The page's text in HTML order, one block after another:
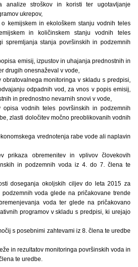
analize stroškov in koristi ter ugotavljanje
ukrepov,
kemijskem in ekološkem stanju vodnih teles
in količinskem stanju vodnih teles
spremljanja stanja površinskih in podzemnih
emisij, izpustov in uhajanja prednostnih in
drugih onesnaževal v vode,
monitoringa v skladu s predpisi,
odpadnih vod, za vnos v popis emisij,
in prednostno nevarnih snovi v vode,
vodnih teles površinskih in podzemnih
zlasti določitev močno preoblikovanih vodnih
vrednotenja rabe vode ali naplavin
prikaza obremenitev in vplivov človekovih
in podzemnih voda iz 4. do 7. člena te
doseganja okoljskih ciljev do leta 2015 za
voda glede na pričakovane trende
voda ter glede na pričakovano
programov v skladu s predpisi, ki urejajo
s posebnimi zahtevami iz 8. člena te uredbe
in rezultatov monitoringa površinskih voda in
te uredbe.